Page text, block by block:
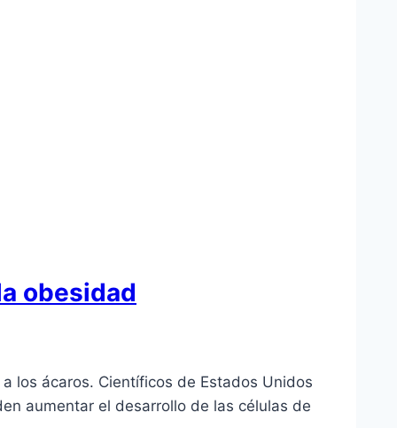
obesidad
los ácaros. Científicos de Estados Unidos
aumentar el desarrollo de las células de